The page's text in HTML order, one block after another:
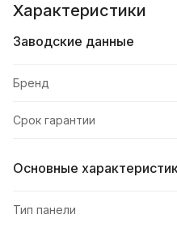
Характеристики
Заводские данные
Бренд
Срок гарантии
Основные
Тип панели